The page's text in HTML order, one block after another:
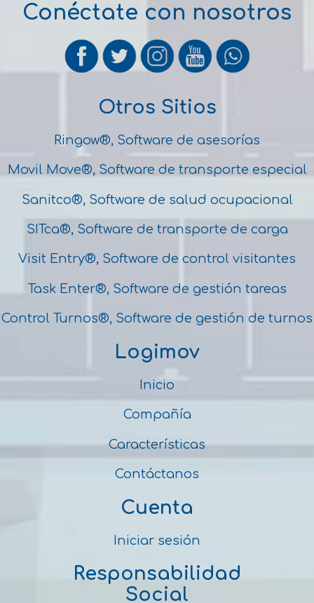
Conéctate con nosotros
Otros Sitios
Ringow®, Software de asesorías
Movil Move®, Software de transporte especial
Sanitco®, Software de salud ocupacional
SITca®, Software de transporte de carga
Visit Entry®, Software de control visitantes
Task Enter®, Software de gestión tareas
Control Turnos®, Software de gestión de turnos
Logimov
Inicio
Compañía
Características
Contáctanos
Cuenta
Iniciar sesión
Responsabilidad
Social